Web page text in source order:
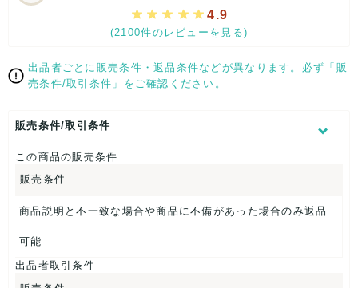
ませ。
[状態追記]部分的な汚れ有り
【 サイズ・容量 】
ヒール高：約2cm
4.9
(2100件のレビューを見る)
出品者ごとに販売条件・返品条件などが異なります。必ず「販
売条件/取引条件」をご確認ください。
販売条件/取引条件
この商品の販売条件
販売条件
商品説明と不一致な場合や商品に不備があった場合のみ返品
可能
出品者取引条件